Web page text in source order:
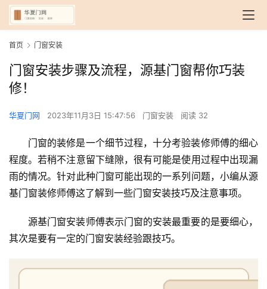
首页 门窗安装
门窗安装步骤及流程，源基门窗帮你巧装
修！
华夏门网 2023年11月3日 15:47:56 门窗安装 阅读 32
门窗的装修是一个细节过程，十分考验装修师傅的细心
程度。若稍不注意留下缝隙，很有可能是使用过程中出现漏
雨的情况。针对此种门窗可能出现的一系列问题，小编从源
基门窗装修师傅这了解到一些门窗安装技巧及注意事项。
源基门窗安装师傅表示门窗的安装最重要的是要细心，
其次是要有一定的门窗安装经验跟技巧。